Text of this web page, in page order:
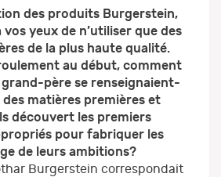
des produits Burgerstein,
vos yeux de n’utiliser que des
de la plus haute qualité.
au début, comment
père se renseignaient-
matières premières et
découvert les premiers
pour fabriquer les
de leurs ambitions?
Burgerstein correspondait